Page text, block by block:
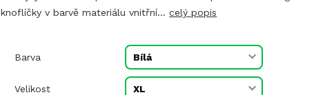
knoflíčky v barvě materiálu vnitřní...celý popis
Barva
Velikost